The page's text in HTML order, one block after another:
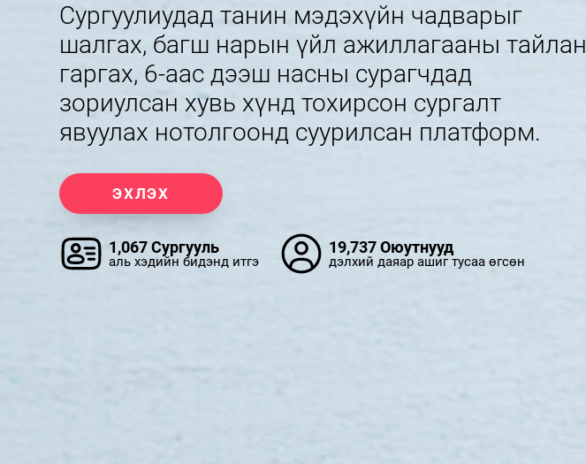
Сургуулиудад танин мэдэхүйн чадварыг
шалгах, багш нарын үйл ажиллагааны тайлан
гаргах, 6-аас дээш насны сурагчдад
зориулсан хувь хүнд тохирсон сургалт
явуулах нотолгоонд суурилсан платформ.
ЭХЛЭХ
1,067 Сургууль
аль хэдийн бидэнд итгэ
19,737 Оюутнууд
дэлхий даяар ашиг тусаа өгсөн